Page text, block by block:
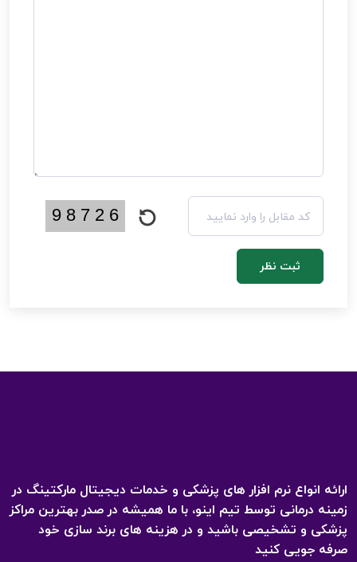
ثبت نظر
ارائه انواع نرم افزار های پزشکی و خدمات دیجیتال مارکتینگ در
زمینه درمانی توسط تیم اینو، با ما همیشه در صدر بهترین مراکز
پزشکی و تشخیصی باشید و در هزینه های برند سازی خود
صرفه جویی کنید